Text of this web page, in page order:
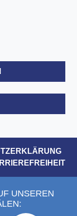
UNSEREN